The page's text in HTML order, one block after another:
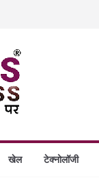
खेल टेक्नोलॉजी